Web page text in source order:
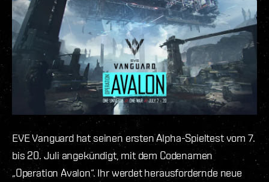
EVE Vanguard hat seinen ersten Alpha-Spieltest vom 7.
bis 20. Juli angekündigt, mit dem Codenamen
„Operation Avalon“. Ihr werdet herausfordernde neue